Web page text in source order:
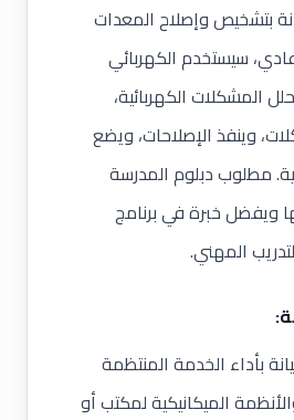
بتشخيص وإصلاح المعدات
سيستخدم الكهربائي
المشكلات الكهربائية،
وينفذ الإصلاحات، ويضع
مطلوب دبلوم المدرسة
ويفضل خبرة في برنامج
المهني.
بأداء الخدمة المنتظمة
الميكانيكية لمكتب أو